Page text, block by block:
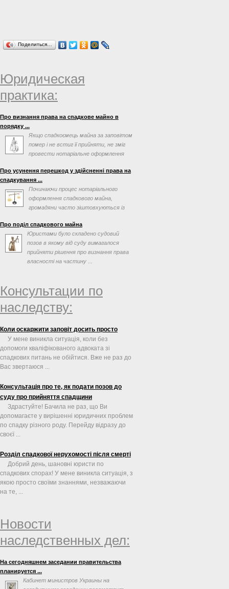
Поделиться…
Юридическая
практика:
Про визнання права на спадкове майно в
порядку ...
Якщо спадкоємець майна за заповітом
помер і не встиг її прийняти, не зміг
провести нотаріальне оформлення
Про усунення перешкод у здійсненні права на
спадкування ...
Починаючи процес нотаріального
оформлення спадкового майна,
громадяни часто зіштовхуються із
Про поділ спадкового майна
Юристами було складено судовий
позов в якому від суду вимагалося
прийняти рішення про визнання права
власності на частину ...
Консультации по
наследству:
Коли оскаржити заповіт досить просто
У мене виникла ситуація, коли без
допомоги кваліфікованого адвоката зі
спадкових питань не обійтися. Вже не раз до
Вас звертаюся ...
Консультація про те, як подати позов до
суду про прийняття спадщини
Здрастуйте! Бачила не раз, що Ви
допомагаєте у вирішенні юридичних проблем
по спадку різного роду. Перейду відразу до
своєї ...
Розділ спадкової нерухомості після смерті
Добрий день, шановні юристи по
спадкових спорах! У мене виникла ситуація, з
якою просто своїми знаннями, незважаючи
на те, ...
Новости
наследственных дел:
На сегодняшнем заседании правительства
планируется ...
Кабинет министров Украины на